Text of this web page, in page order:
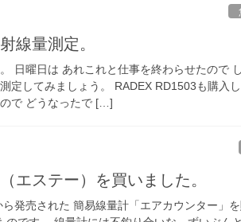
線量測定。
日曜日は あれこれと仕事を終わらせたので
定してみましょう。 RADEX RD1503も購入
で どうなったで […]
エステー）を買いました。
発売された 簡易線量計「エアカウンター」を